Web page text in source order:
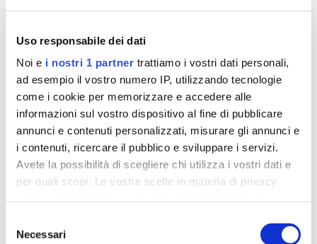
Uso responsabile dei dati
Noi e i nostri 1 partner trattiamo i vostri dati personali,
ad esempio il vostro numero IP, utilizzando tecnologie
come i cookie per memorizzare e accedere alle
informazioni sul vostro dispositivo al fine di pubblicare
annunci e contenuti personalizzati, misurare gli annunci e
i contenuti, ricercare il pubblico e sviluppare i servizi.
Avete la possibilità di scegliere chi utilizza i vostri dati e
per quali scopi. Le vostre scelte in materia di privacy
revocare il proprio consenso in qualsiasi momento dalla
delNecessari